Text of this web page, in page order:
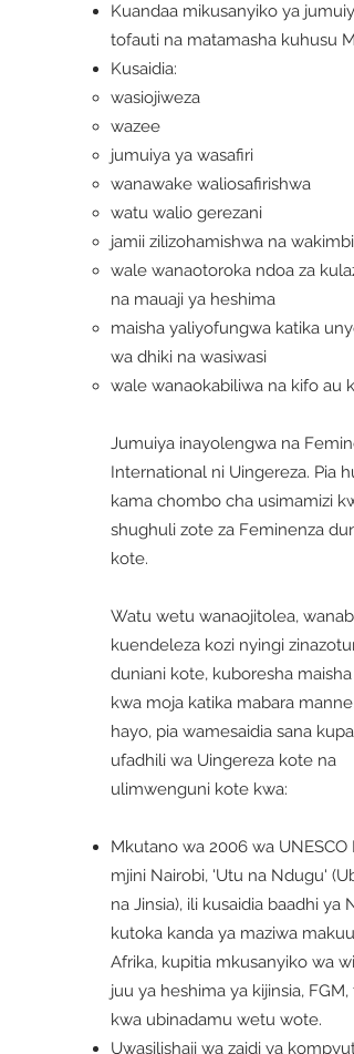
Kuandaa mikusanyiko ya
tofauti na matamasha kuhusu
Kusaidia:
wasiojiweza
wazee
jumuiya ya wasafiri
wanawake waliosafirishwa
watu walio gerezani
jamii zilizohamishwa na wakimbizi
wale wanaotoroka ndoa za
na mauaji ya heshima
maisha yaliyofungwa katika
wa dhiki na wasiwasi
wale wanaokabiliwa na kifo au
Jumuiya inayolengwa na
International ni Uingereza. Pia
kama chombo cha usimamizi
shughuli zote za Feminenza
kote.
Watu wetu wanaojitolea,
kuendeleza kozi nyingi
duniani kote, kuboresha maisha
kwa moja katika mabara manne.
hayo, pia wamesaidia sana
ufadhili wa Uingereza kote na
ulimwenguni kote kwa:
Mkutano wa 2006 wa UNESCO
mjini Nairobi, 'Utu na Ndugu'
na Jinsia), ili kusaidia baadhi ya
kutoka kanda ya maziwa makuu
Afrika, kupitia mkusanyiko wa
juu ya heshima ya kijinsia, FGM,
kwa ubinadamu wetu wote.
Uwasilishaji wa zaidi ya